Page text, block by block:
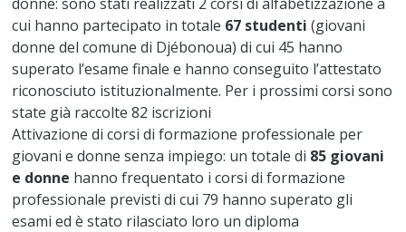
cui hanno partecipato in totale 67 studenti (giovani
donne del comune di Djébonoua) di cui 45 hanno
superato l’esame finale e hanno conseguito l’attestato
riconosciuto istituzionalmente. Per i prossimi corsi sono
state già raccolte 82 iscrizioni
Attivazione di corsi di formazione professionale per
giovani e donne senza impiego: un totale di 85 giovani
e donne hanno frequentato i corsi di formazione
professionale previsti di cui 79 hanno superato gli
esami ed è stato rilasciato loro un diploma